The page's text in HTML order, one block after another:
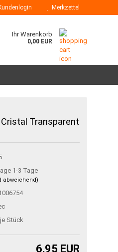
Merkzettel
Ihr Warenkorb
0,00 EUR
Transparent
1-3 Tage
abweichend)
Stück
6,95 EUR